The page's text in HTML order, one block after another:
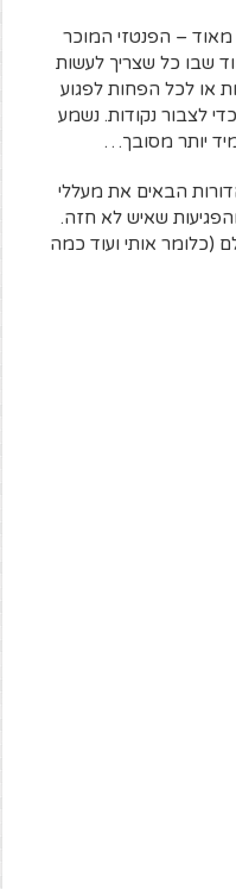
– הפנטזי המוכר
שבו כל שצריך לעשות
או לכל הפחות לפגוע
לצבור נקודות. נשמע
יותר מסובך…
הבאים את מעללי
שאיש לא חזה.
אותי ועוד כמה